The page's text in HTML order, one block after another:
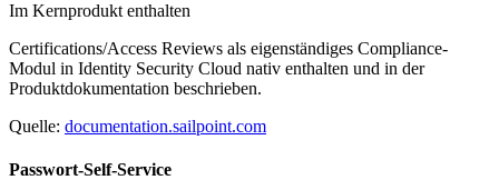
Im Kernprodukt enthalten
Certifications/Access Reviews als eigenständiges Compliance-
Modul in Identity Security Cloud nativ enthalten und in der
Produktdokumentation beschrieben.
Quelle: documentation.sailpoint.com
Passwort-Self-Service